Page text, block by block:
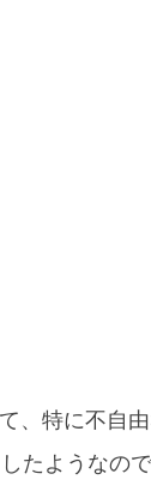
、特に不自
たようなの